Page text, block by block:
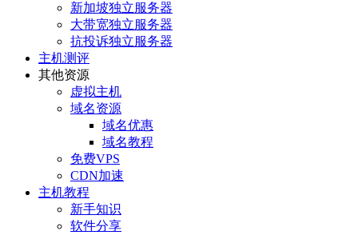
新加坡独立服务器
大带宽独立服务器
抗投诉独立服务器
主机测评
其他资源
虚拟主机
域名资源
域名优惠
域名教程
免费VPS
CDN加速
主机教程
新手知识
软件分享